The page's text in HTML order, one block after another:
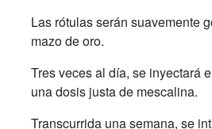
Las rótulas serán suavemente
mazo de oro.
Tres veces al día, se inyectará
una dosis justa de mescalina.
Transcurrida una semana, se